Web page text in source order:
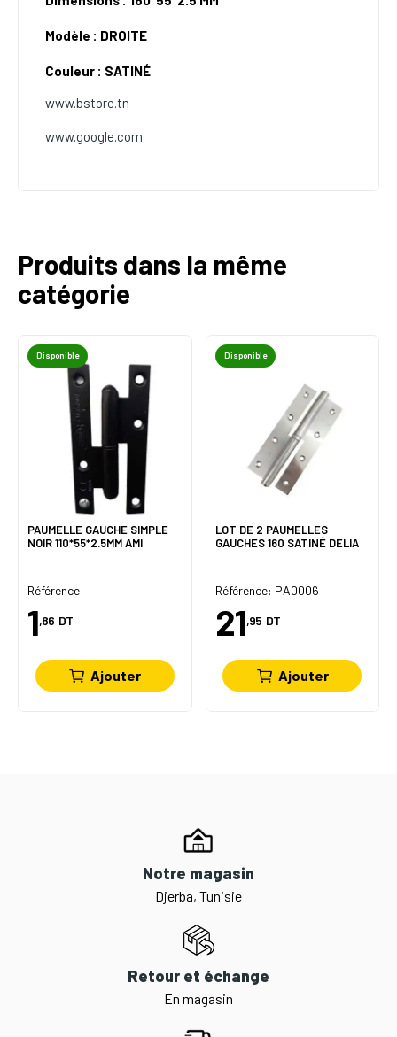
Modèle : DROITE
Couleur : SATINÉ
www.bstore.tn
www.google.com
Produits dans la même
catégorie
Disponible
PAUMELLE GAUCHE SIMPLE
NOIR 110*55*2.5MM AMI
Référence:
1,86 DT
Ajouter
Disponible
LOT DE 2 PAUMELLES
GAUCHES 160 SATINÉ DELIA
Référence: PA0006
21,95 DT
Ajouter
Notre magasin
Djerba, Tunisie
Retour et échange
En magasin